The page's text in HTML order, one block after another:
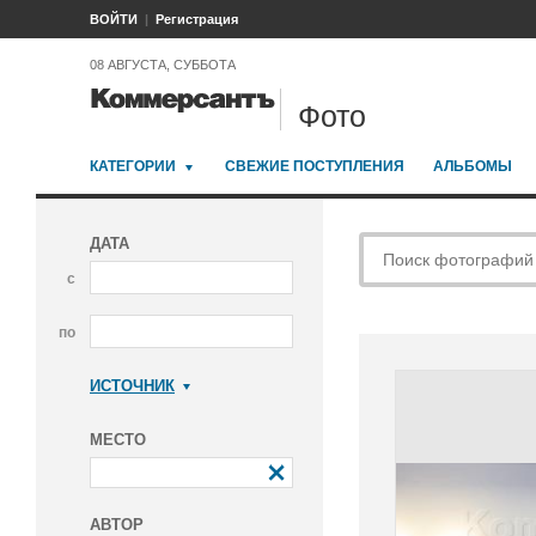
ВОЙТИ Регистрация
08 АВГУСТА, СУББОТА
Фото
КАТЕГОРИИ СВЕЖИЕ ПОСТУПЛЕНИЯ АЛЬБОМЫ
ДАТА
с
по
ИСТОЧНИК
МЕСТО
АВТОР